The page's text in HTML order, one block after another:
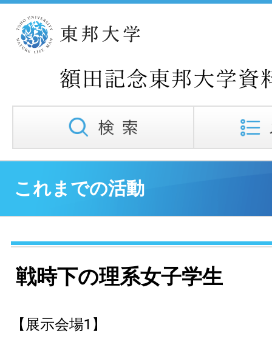
これまでの活動
戦時下の理系女子学生
【展示会場1】